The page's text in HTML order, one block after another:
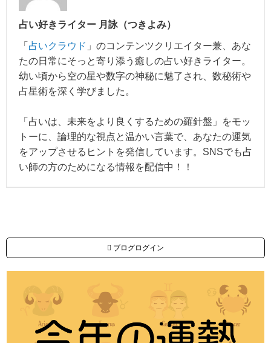
占い好きライター 月詠（つきよみ）
「 占いクラウド 」のコンテンツクリエイター兼、あな
たの日常にそっと寄り添う癒しの占い好きライター。
幼い頃から空の星や数字の神秘に魅了され、数秘術や
占星術を深く学びました。
「占いは、未来をより良くするための羅針盤」をモッ
トーに、論理的な視点と温かい言葉で、あなたの運気
をアップさせるヒントを発信しています。SNSでも占
い師の方のためになる情報を配信中！！
ブログログイン